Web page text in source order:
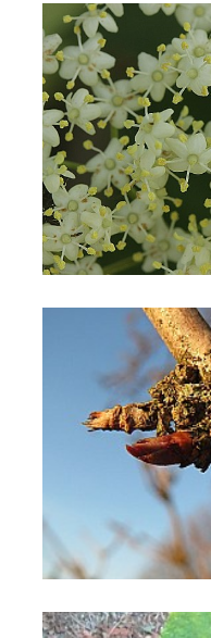
Sambuco comune
Sambuco comune
Sambuco comune